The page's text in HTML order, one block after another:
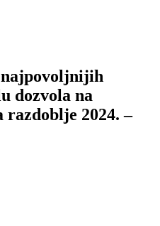
dozvola na
razdoblje 2024. –